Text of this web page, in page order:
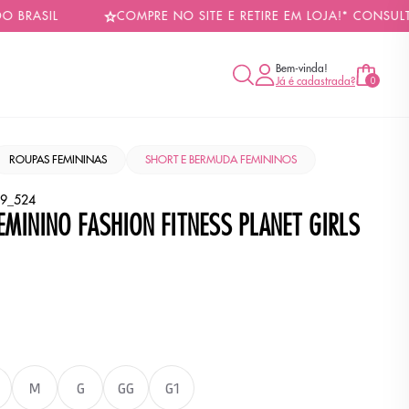
COMPRE NO SITE E RETIRE EM LOJA!* CONSULTE
Bem-vinda!
Já é cadastrada?
0
ROUPAS FEMININAS SHORT E BERMUDA FEMININOS
FASHION FITNESS PLANET GIRLS
M G GG G1